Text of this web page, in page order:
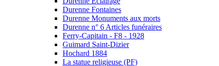
Durenne Fontaines
Durenne Monuments aux morts
Durenne n° 6 Articles funéraires
Ferry-Capitain - F8 - 1928
Guimard Saint-Dizier
Hochard 1884
La statue religieuse (PF)